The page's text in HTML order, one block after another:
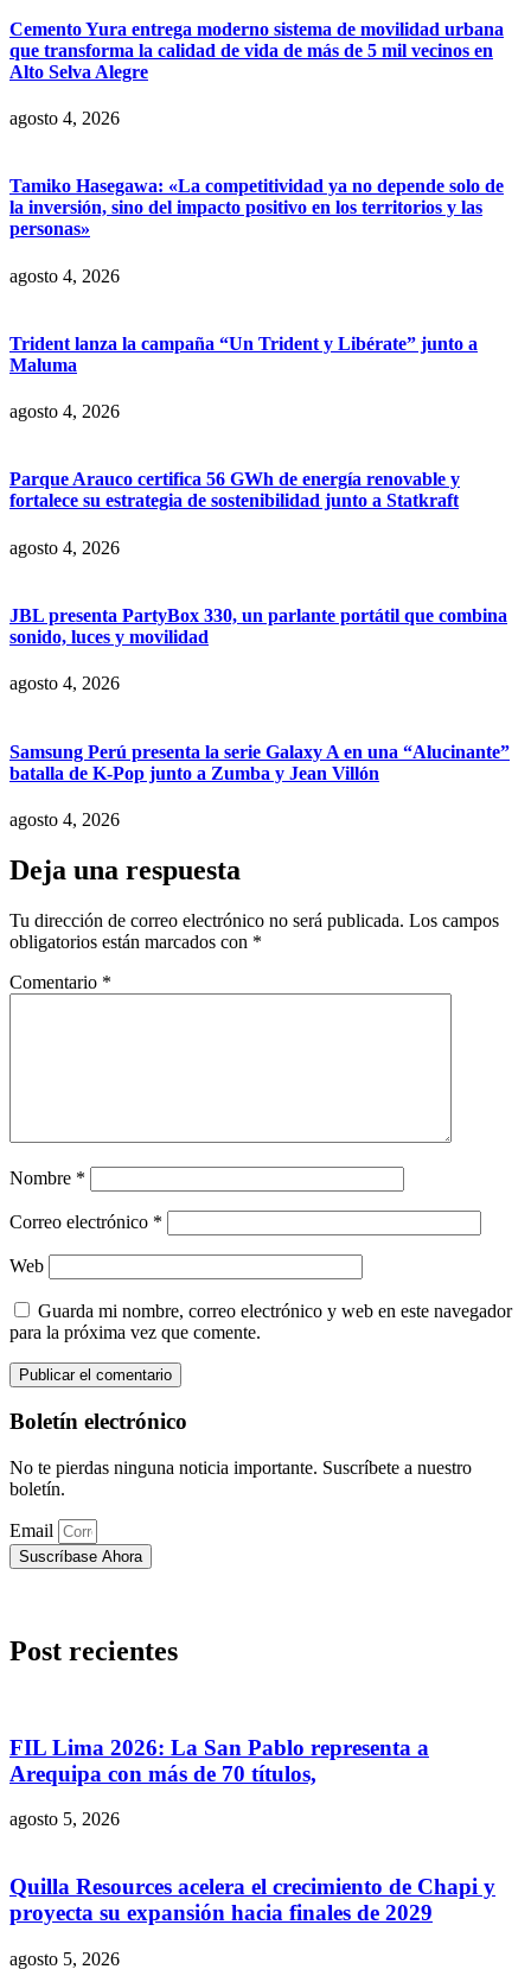
Cemento Yura entrega moderno sistema de movilidad urbana
que transforma la calidad de vida de más de 5 mil vecinos en
Alto Selva Alegre
agosto 4, 2026
Tamiko Hasegawa: «La competitividad ya no depende solo de
la inversión, sino del impacto positivo en los territorios y las
personas»
agosto 4, 2026
Trident lanza la campaña “Un Trident y Libérate” junto a
Maluma
agosto 4, 2026
Parque Arauco certifica 56 GWh de energía renovable y
fortalece su estrategia de sostenibilidad junto a Statkraft
agosto 4, 2026
JBL presenta PartyBox 330, un parlante portátil que combina
sonido, luces y movilidad
agosto 4, 2026
Samsung Perú presenta la serie Galaxy A en una “Alucinante”
batalla de K-Pop junto a Zumba y Jean Villón
agosto 4, 2026
Deja una respuesta
Tu dirección de correo electrónico no será publicada. Los campos
obligatorios están marcados con *
Comentario *
Nombre *
Correo electrónico *
Web
Guarda mi nombre, correo electrónico y web en este navegador
para la próxima vez que comente.
Boletín electrónico
No te pierdas ninguna noticia importante. Suscríbete a nuestro
boletín.
Email
Suscríbase Ahora
Post recientes
FIL Lima 2026: La San Pablo representa a
Arequipa con más de 70 títulos,
agosto 5, 2026
Quilla Resources acelera el crecimiento de Chapi y
proyecta su expansión hacia finales de 2029
agosto 5, 2026